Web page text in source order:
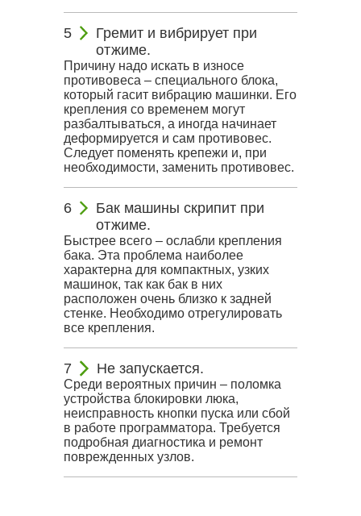
Гремит и вибрирует при
отжиме.
Причину надо искать в износе
противовеса – специального блока,
который гасит вибрацию машинки. Его
крепления со временем могут
разбалтываться, а иногда начинает
деформируется и сам противовес.
Следует поменять крепежи и, при
необходимости, заменить противовес.
Бак машины скрипит при
отжиме.
Быстрее всего – ослабли крепления
бака. Эта проблема наиболее
характерна для компактных, узких
машинок, так как бак в них
расположен очень близко к задней
стенке. Необходимо отрегулировать
все крепления.
Не запускается.
Среди вероятных причин – поломка
устройства блокировки люка,
неисправность кнопки пуска или сбой
в работе программатора. Требуется
подробная диагностика и ремонт
поврежденных узлов.